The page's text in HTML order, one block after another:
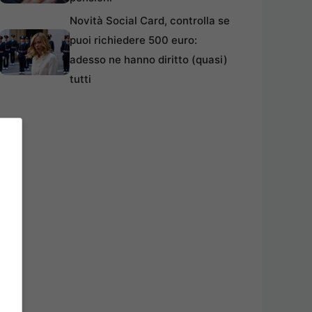
Novità Social Card, controlla se
puoi richiedere 500 euro:
adesso ne hanno diritto (quasi)
tutti